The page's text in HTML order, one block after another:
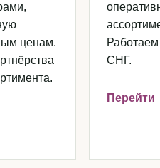
ценам.
СНГ.
Перейти